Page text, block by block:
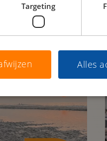
Targeting
Alles